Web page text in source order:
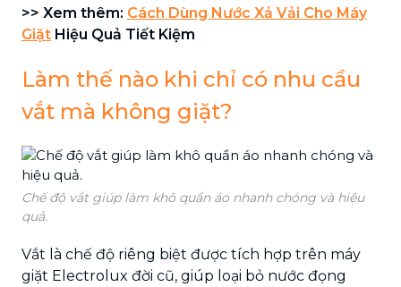
>> Xem thêm: Cách Dùng Nước Xả Vải Cho Máy
Giặt Hiệu Quả Tiết Kiệm
Làm thế nào khi chỉ có nhu cầu
vắt mà không giặt?
Chế độ vắt giúp làm khô quần áo nhanh chóng và hiệu
quả.
Vắt là chế độ riêng biệt được tích hợp trên máy
giặt Electrolux đời cũ, giúp loại bỏ nước đọng